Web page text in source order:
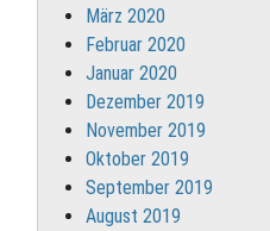
März 2020
Februar 2020
Januar 2020
Dezember 2019
November 2019
Oktober 2019
September 2019
August 2019